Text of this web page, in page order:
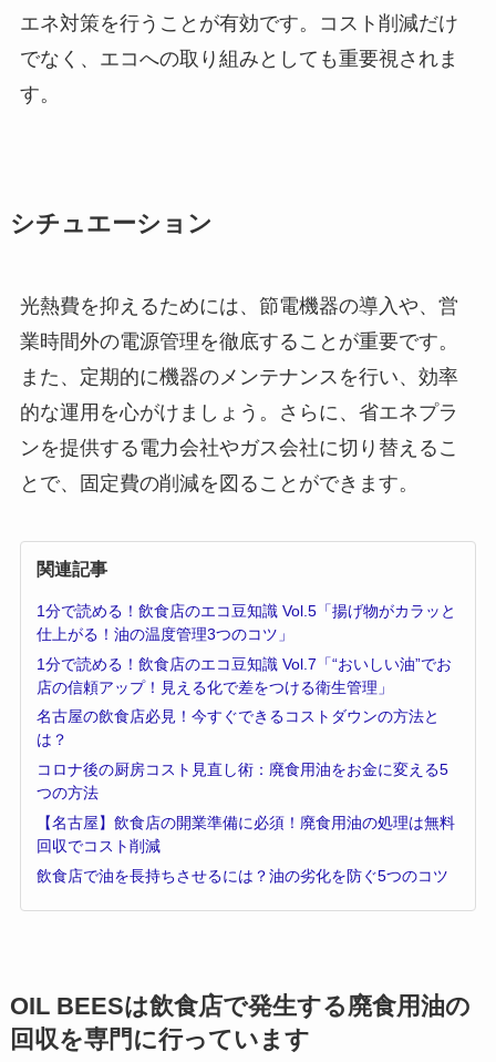
エネ対策を行うことが有効です。コスト削減だけ
でなく、エコへの取り組みとしても重要視されま
す。
シチュエーション
光熱費を抑えるためには、節電機器の導入や、営
業時間外の電源管理を徹底することが重要です。
また、定期的に機器のメンテナンスを行い、効率
的な運用を心がけましょう。さらに、省エネプラ
ンを提供する電力会社やガス会社に切り替えるこ
とで、固定費の削減を図ることができます。
関連記事
1分で読める！飲食店のエコ豆知識 Vol.5「揚げ物がカラッと
仕上がる！油の温度管理3つのコツ」
1分で読める！飲食店のエコ豆知識 Vol.7「“おいしい油”でお
店の信頼アップ！見える化で差をつける衛生管理」
名古屋の飲食店必見！今すぐできるコストダウンの方法と
は？
コロナ後の厨房コスト見直し術：廃食用油をお金に変える5
つの方法
【名古屋】飲食店の開業準備に必須！廃食用油の処理は無料
回収でコスト削減
飲食店で油を長持ちさせるには？油の劣化を防ぐ5つのコツ
OIL BEESは飲食店で発生する廃食用油の
回収を専門に行っています